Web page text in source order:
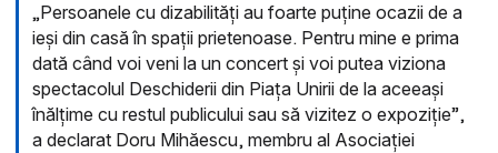
„Persoanele cu dizabilități au foarte puține ocazii de a
ieși din casă în spații prietenoase. Pentru mine e prima
dată când voi veni la un concert și voi putea viziona
spectacolul Deschiderii din Piața Unirii de la aceeași
înălțime cu restul publicului sau să vizitez o expoziție”,
a declarat Doru Mihăescu, membru al Asociației